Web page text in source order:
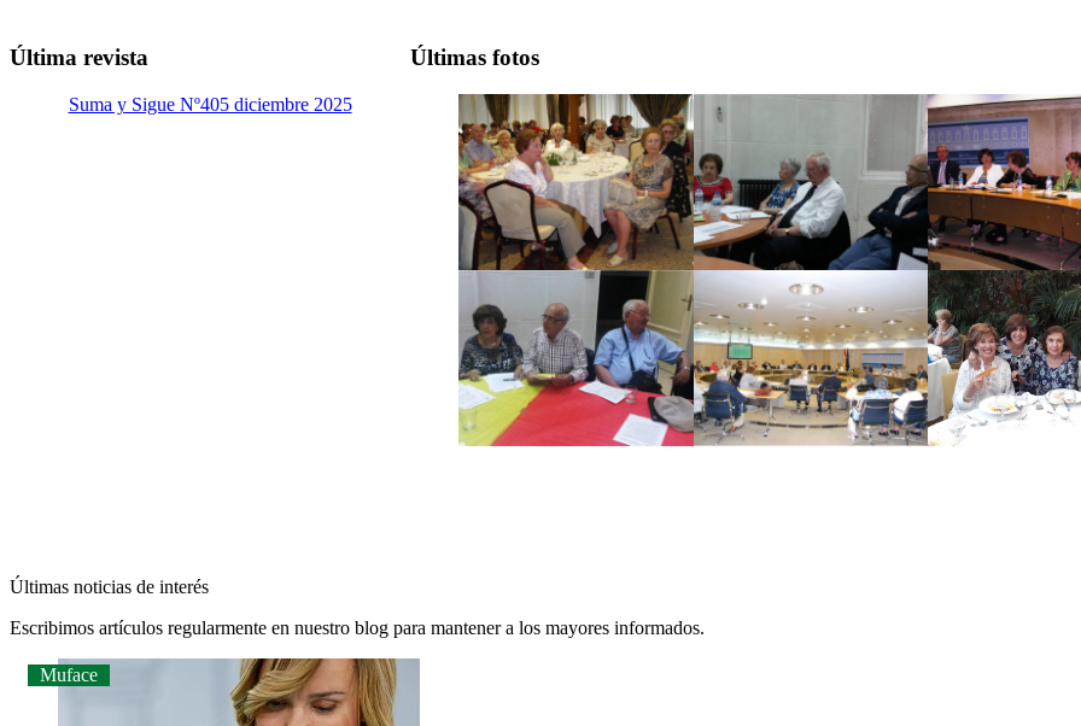
Última revista
Suma y Sigue Nº405 diciembre 2025
Últimas fotos
Últimas noticias de interés
Escribimos artículos regularmente en nuestro blog para mantener a los mayores informados.
Muface